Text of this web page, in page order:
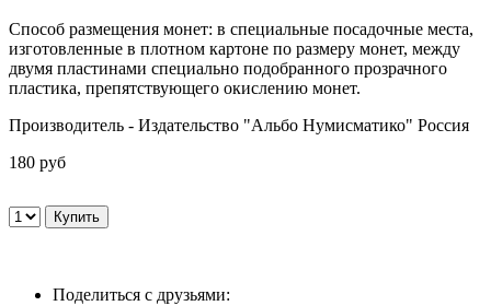
Способ размещения монет: в специальные посадочные места,
изготовленные в плотном картоне по размеру монет, между
двумя пластинами специально подобранного прозрачного
пластика, препятствующего окислению монет.
Производитель - Издательство "Альбо Нумисматико" Россия
180 руб
Поделиться с друзьями: